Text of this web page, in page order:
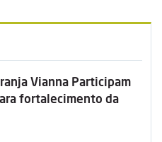
Vianna Participam
fortalecimento da